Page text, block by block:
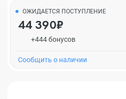
ОЖИДАЕТСЯ ПОСТУПЛЕНИЕ
44 390₽
+444 бонусов
Cообщить о наличии